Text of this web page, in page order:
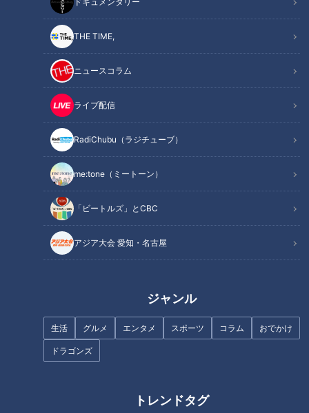
THE TIME,
ニュースコラム
ライブ配信
RadiChubu（ラジチューブ）
me:tone（ミートーン）
「ビートルズ」とCBC
アジア大会 愛知・名古屋
ジャンル
生活 グルメ エンタメ スポーツ コラム おでかけ
ドラゴンズ
トレンドタグ
記事に戻る
この記事を見たあなたへのおすすめ
1皿100円！？1日で1000個以上
売り上げる激安餃子とは？中京
大生が選ぶ “コスパ最強めし”！
中京大生に愛される激安居酒屋
【太田×石井のデララバ】愛知